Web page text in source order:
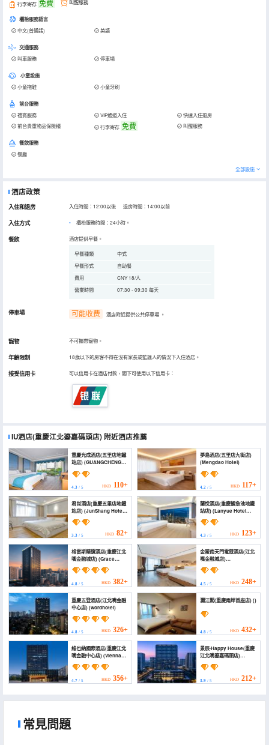
行李寄存 免費 叫醒服務
櫃枱服務語言
中文(普通話) 英語
交通服務
叫車服務 停車場
小童設施
小童拖鞋 小童牙刷
前台服務
禮賓服務 VIP通道入住
快速入住退房
前台貴重物品保險櫃
行李寄存 免費 叫醒服務
餐飲服務
餐廳
全部設施
酒店政策
入住和退房 入住時間：12:00以後 退房時間：14:00以前
入住方式 櫃枱服務時間：24小時。
餐飲 酒店提供早餐。
早餐種類
中式
早餐形式
自助餐
費用
CNY 18/人
營業時間
07:30 - 09:30 每天
停車場 可能收费 酒店附近提供公共停車場 。
寵物 不可攜帶寵物。
年齡限制 18歲以下的房客不得在沒有家長或監護人的情況下入住酒店。
接受信用卡 可以信用卡在酒店付款，閣下可使用以下信用卡：
IU酒店(重慶江北鎏嘉碼頭店) 附近酒店推薦
重慶光成酒店(五里店地鐵
站店) (GUANGCHENG
4.3 / 5 HKD 110+
夢島酒店(五里店九街店)
(Mengdao Hotel)
4.2/ 5 HKD 117+
君尚酒店(重慶五里店地鐵
站店) (JunShang Hotel
(Wulidian subway
station, Chongqing))
3.3 / 5 HKD 82+
蘭悅酒店(重慶鯉魚池地鐵
站店) (Lanyue Hotel
(Chongqing Liyuchi
Subway Station))
4.3/ 5 HKD 123+
格雷斯精選酒店(重慶江北
嘴金融城店) (Grace
Select Collection Hotel
(Chongqing Jiangbeizui
Financial City))
4.8 / 5 HKD 382+
金陵南天門電競酒店(江北
嘴金融城店)
(Nantianmen Jinling E-
sports Hotel
(Jiangbeizui Financial
City Branch))
4.5/ 5 HKD 248+
重慶五登酒店(江北嘴金融
中心店) (wordhotel)
4.8 / 5 HKD 326+
瀾江閣(重慶兩岸首座店) ()
4.8/ 5 HKD 432+
維也納國際酒店(重慶江北
嘴金融中心店) (Vienna
International Hotel
(Chongqing Jiangbeizui
Financial Center))
4.7 / 5 HKD 356+
景辰·Happy House(重慶
江北嘴鎏嘉碼頭店)
(Jingchen · Happy
House)
3.9/ 5 HKD 212+
常見問題